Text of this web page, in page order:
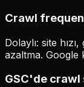
Crawl
Dolaylı: site
azaltma. Google
GSC'de crawl